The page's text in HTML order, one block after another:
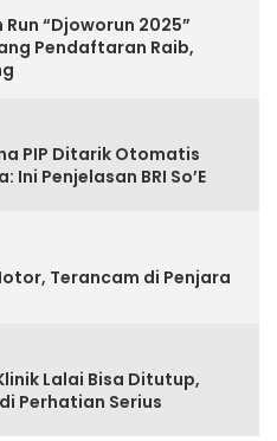
“Djoworun 2025”
Pendaftaran Raib,
PIP Ditarik Otomatis
Ini Penjelasan BRI So’E
Terancam di Penjara
Lalai Bisa Ditutup,
Perhatian Serius